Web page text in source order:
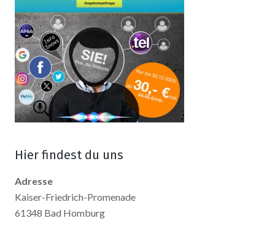
Hier findest du uns
Adresse
Kaiser-Friedrich-Promenade
61348 Bad Homburg